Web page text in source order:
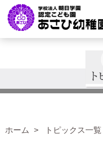
ホーム トピックス一覧